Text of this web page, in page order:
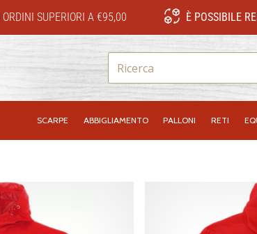
ORDINI SUPERIORI A €95,00 È POSSIBILE
SCARPE ABBIGLIAMENTO PALLONI RETI